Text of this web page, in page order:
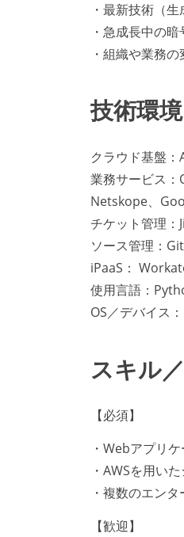
・最新技術（
・急成長中の
・組織や業務
技術環境
クラウド基盤：
業務サービス
Netskope、
チケット管理
ソース管理：
iPaaS：
使用言語：
OS／デバイス
スキル
【必須】
・Webアプリ
・AWSを用い
・複数のエン
【歓迎】